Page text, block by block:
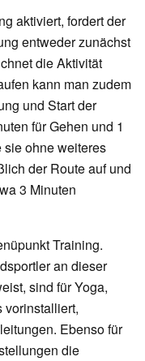
aktiviert, fordert der
entweder zunächst
die Aktivität
kann man zudem
und Start der
für Gehen und 1
sieohne weiteres
der Route auf und
3 Minuten
Training.
an dieser
sind für Yoga,
vorinstalliert,
Ebenso für
die